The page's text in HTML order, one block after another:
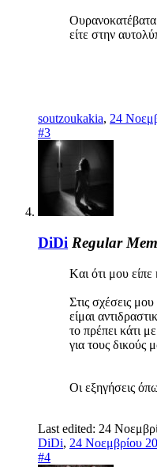
Ουρανοκατέβατα
είτε στην
soutzoukakia, 24
#3
DiDi Regular
Kαι ότι μου
Στις σχέσεις
είμαι
το πρέπει κάτι
για τους δικούς
Οι εξηγήσεις
Last edited: 24
DiDi, 24 Νοεμβρίου
#4